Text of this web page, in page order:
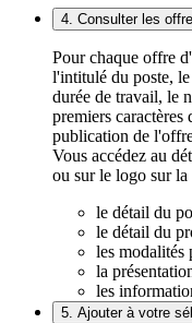
4. Consulter les
Pour chaque offre
l'intitulé du poste,
durée de travail, le
premiers
publication de
Vous accédez au
ou sur le logo sur
le détail du
le détail du
les modalités
la
les
5. Ajouter à votre